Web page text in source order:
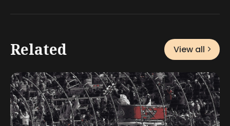
Related View all